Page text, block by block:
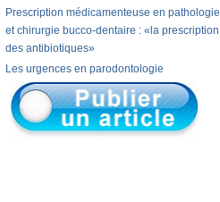
Prescription médicamenteuse en pathologie
et chirurgie bucco-dentaire : «la prescription
des antibiotiques»
Les urgences en parodontologie